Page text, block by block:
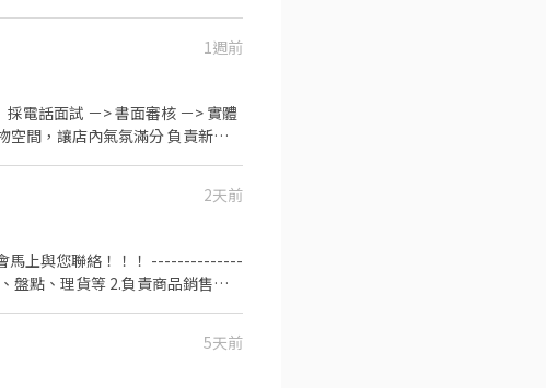
1週前
電話面試 －> 書面審核 －> 實體
空間，讓店內氣氛滿分 負責新品
週六日需能配合早晚排班。 - 晚
們，一起嗨翻GAP！ 趕快投遞
2天前
馬上與您聯絡！！！ --------------
、理貨等 2.負責商品銷售、
5天前